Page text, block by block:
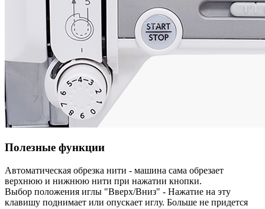
Полезные функции
Автоматическая обрезка нити - машина сама обрезает
верхнюю и нижнюю нити при нажатии кнопки.
Выбор положения иглы "Вверх/Вниз" - Нажатие на эту
клавишу поднимает или опускает иглу. Больше не придется